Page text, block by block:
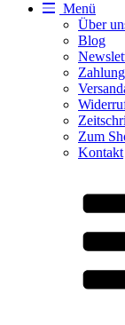
Menü
Über
Blog
Zum
Kontakt